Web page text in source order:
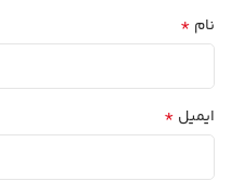
نام *
ایمیل *